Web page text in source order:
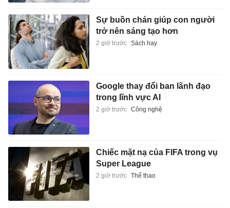
Sự buồn chán giúp con người
trở nên sáng tạo hơn
2 giờ trước Sách hay
Google thay đổi ban lãnh đạo
trong lĩnh vực AI
2 giờ trước Công nghệ
Chiếc mặt nạ của FIFA trong vụ
Super League
2 giờ trước Thể thao